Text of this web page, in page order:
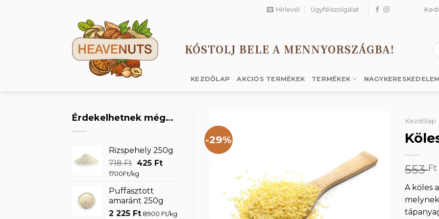
Hírlevél Ügyfélszolgálat
KÓSTOLJ BELE A MENNYORSZÁGBA!
a
KEZDŐLAP AKCIÓS TERMÉKEK TERMÉKEK NAGYKERESKEDELEM
Érdekelhetnek még…
Rizspehely 250g
718Ft Original
price
718 Ft.
425 FtCurrent
1700Ft/kg
Puffasztott
amaránt 250g
2 225 Ft 8900 Ft/kg
-29%
Kedvencekhez
Kezdőlap
553Ft
A köles